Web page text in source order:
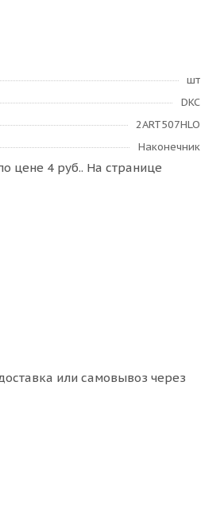
шт
DKC
2ART507HLO
Наконечник
цене 4 руб.. На странице
или самовывоз через